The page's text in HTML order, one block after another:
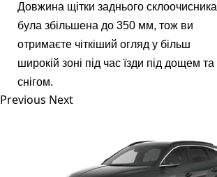
Довжина щітки заднього склоочисника
була збільшена до 350 мм, тож ви
отримаєте чіткіший огляд у більш
широкій зоні під час їзди під дощем та
снігом.
Previous Next